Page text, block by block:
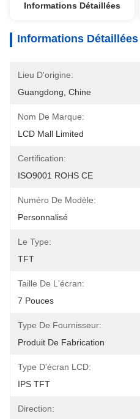
Informations Détaillées
Informations Détaillées
Lieu D'origine:
Guangdong, Chine
Nom De Marque:
LCD Mall Limited
Certification:
ISO9001 ROHS CE
Numéro De Modèle:
Personnalisé
Le Type:
TFT
Taille De L'écran:
7 Pouces
Type De Fournisseur:
Produit De Fabrication
Type D'écran LCD:
IPS TFT
Direction: